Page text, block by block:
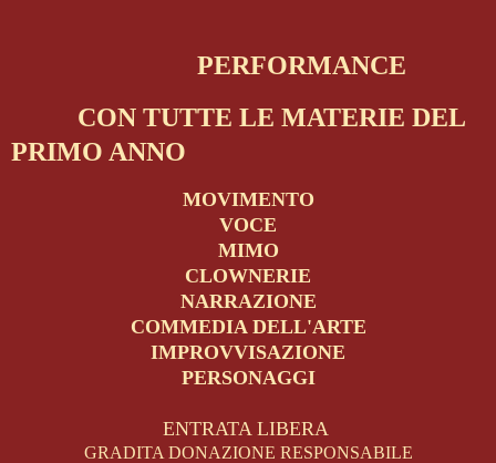
PERFORMANCE
CON TUTTE LE MATERIE DEL
PRIMO ANNO
MOVIMENTO
VOCE
MIMO
CLOWNERIE
NARRAZIONE
COMMEDIA DELL'ARTE
IMPROVVISAZIONE
PERSONAGGI
ENTRATA LIBERA
GRADITA DONAZIONE RESPONSABILE